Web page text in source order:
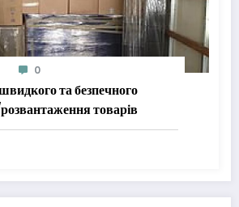
0
та безпечного
товарів